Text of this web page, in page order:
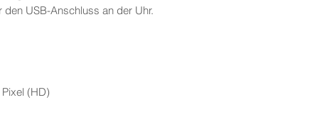
USB-Anschluss an der Uhr.
(HD)